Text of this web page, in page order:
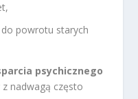
powrotu starych
psychicznego
nadwagą często